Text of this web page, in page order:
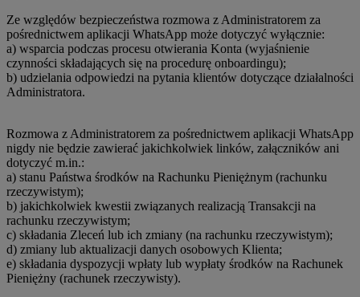
Ze względów bezpieczeństwa rozmowa z Administratorem za
pośrednictwem aplikacji WhatsApp może dotyczyć wyłącznie:
a) wsparcia podczas procesu otwierania Konta (wyjaśnienie
czynności składających się na procedurę onboardingu);
b) udzielania odpowiedzi na pytania klientów dotyczące działalności
Administratora.
Rozmowa z Administratorem za pośrednictwem aplikacji WhatsApp
nigdy nie będzie zawierać jakichkolwiek linków, załączników ani
dotyczyć m.in.:
a) stanu Państwa środków na Rachunku Pieniężnym (rachunku
rzeczywistym);
b) jakichkolwiek kwestii związanych realizacją Transakcji na
rachunku rzeczywistym;
c) składania Zleceń lub ich zmiany (na rachunku rzeczywistym);
d) zmiany lub aktualizacji danych osobowych Klienta;
e) składania dyspozycji wpłaty lub wypłaty środków na Rachunek
Pieniężny (rachunek rzeczywisty).